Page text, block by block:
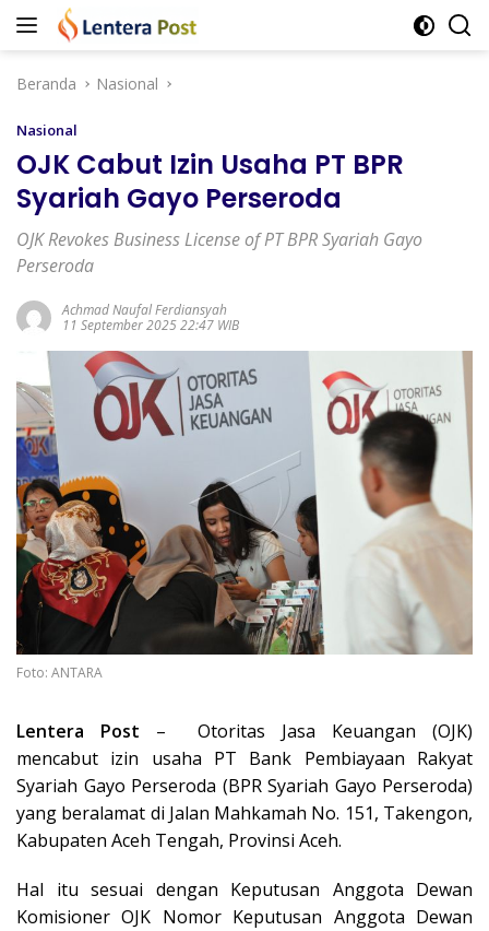
Langsung
Beranda
Nasional
Nasional
OJK Cabut Izin Usaha PT BPR
Syariah Gayo Perseroda
OJK Revokes Business License of PT BPR Syariah Gayo
Perseroda
Achmad Naufal Ferdiansyah
11 September 2025 22:47 WIB
Foto: ANTARA
Lentera Post – Otoritas Jasa Keuangan (OJK)
mencabut izin usaha PT Bank Pembiayaan Rakyat
Syariah Gayo Perseroda (BPR Syariah Gayo Perseroda)
yang beralamat di Jalan Mahkamah No. 151, Takengon,
Kabupaten Aceh Tengah, Provinsi Aceh.
Hal itu sesuai dengan Keputusan Anggota Dewan
Komisioner OJK Nomor Keputusan Anggota Dewan